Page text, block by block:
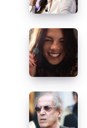
ora
dopo
il
ricovero
Emma
Marrone
e
l’amicizia
costruita
con
Stefano
De
Adriano
Celentano,
spunta